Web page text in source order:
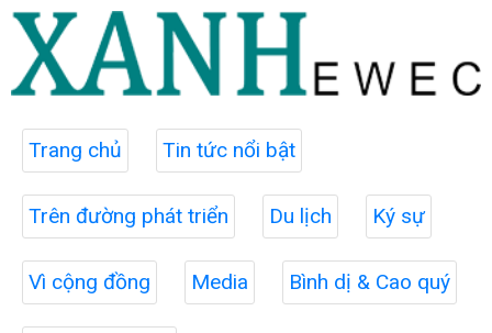
Trang chủ Tin tức nổi bật
Trên đường phát triển Du lịch Ký sự
Vì cộng đồng Media Bình dị & Cao quý